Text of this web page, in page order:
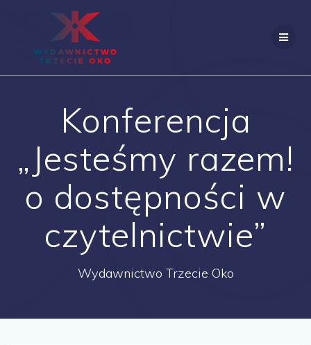
Konferencja
„Jesteśmy razem!
o dostępności w
czytelnictwie”
Wydawnictwo Trzecie Oko